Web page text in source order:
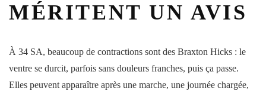
MÉRITENT UN AVIS
À 34 SA, beaucoup de contractions sont des Braxton Hicks : le
ventre se durcit, parfois sans douleurs franches, puis ça passe.
Elles peuvent apparaître après une marche, une journée chargée,